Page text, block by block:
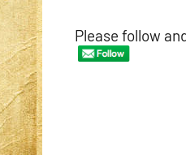
Please follow